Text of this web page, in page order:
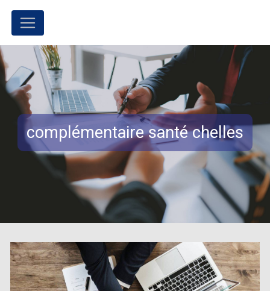
Panneau de gestion des cookies
complémentaire santé chelles